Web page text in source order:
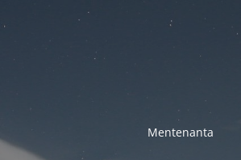
Mentenanta